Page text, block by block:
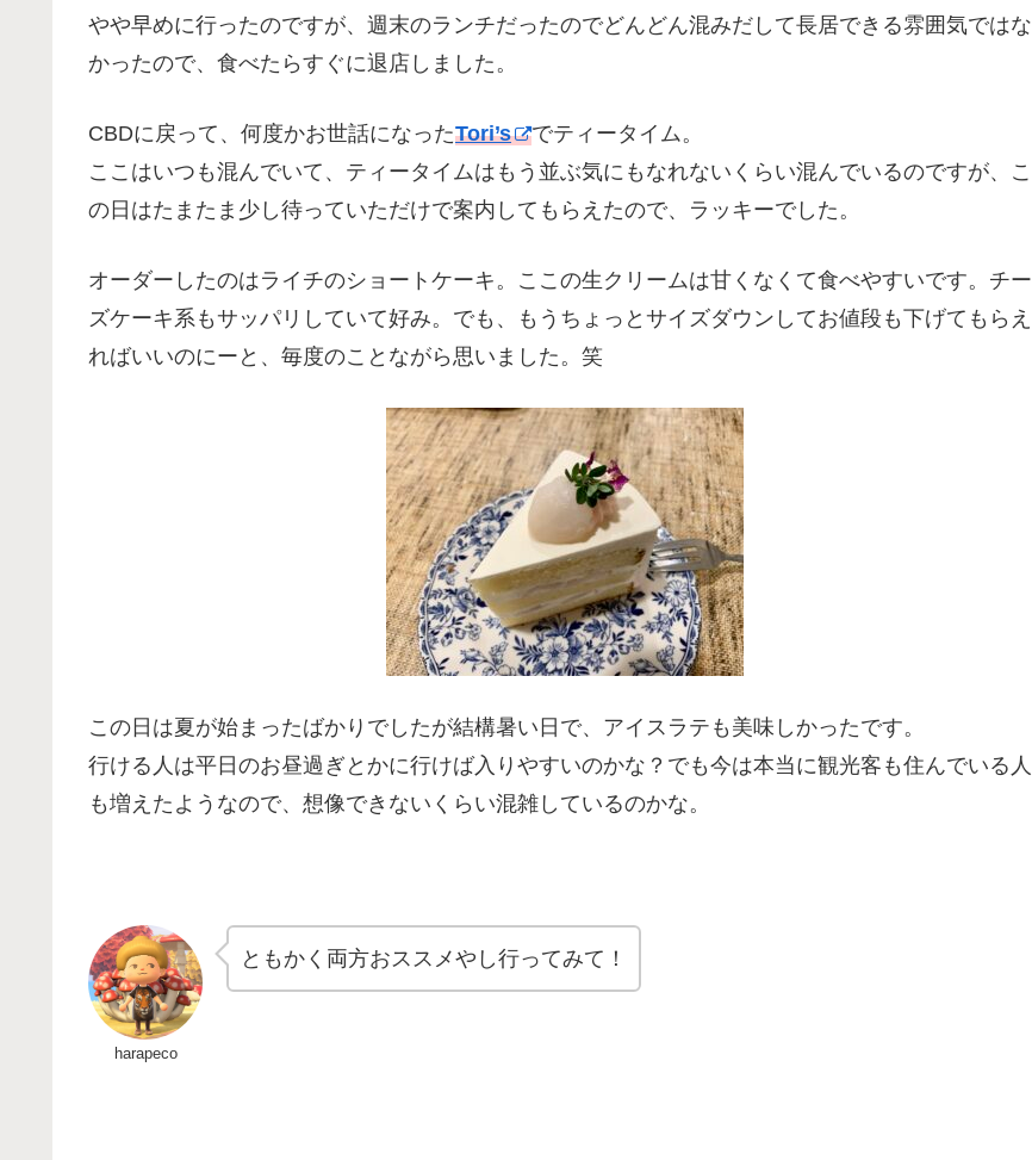
やや早めに行ったのですが、週末のランチだったのでどんどん混みだして長居できる雰囲気ではな
かったので、食べたらすぐに退店しました。
CBDに戻って、何度かお世話になったTori’s
でティータイム。
ここはいつも混んでいて、ティータイムはもう並ぶ気にもなれないくらい混んでいるのですが、こ
の日はたまたま少し待っていただけで案内してもらえたので、ラッキーでした。
オーダーしたのはライチのショートケーキ。ここの生クリームは甘くなくて食べやすいです。チー
ズケーキ系もサッパリしていて好み。でも、もうちょっとサイズダウンしてお値段も下げてもらえ
ればいいのにーと、毎度のことながら思いました。笑
この日は夏が始まったばかりでしたが結構暑い日で、アイスラテも美味しかったです。
行ける人は平日のお昼過ぎとかに行けば入りやすいのかな？でも今は本当に観光客も住んでいる人
も増えたようなので、想像できないくらい混雑しているのかな。
harapeco
ともかく両方おススメやし行ってみて！